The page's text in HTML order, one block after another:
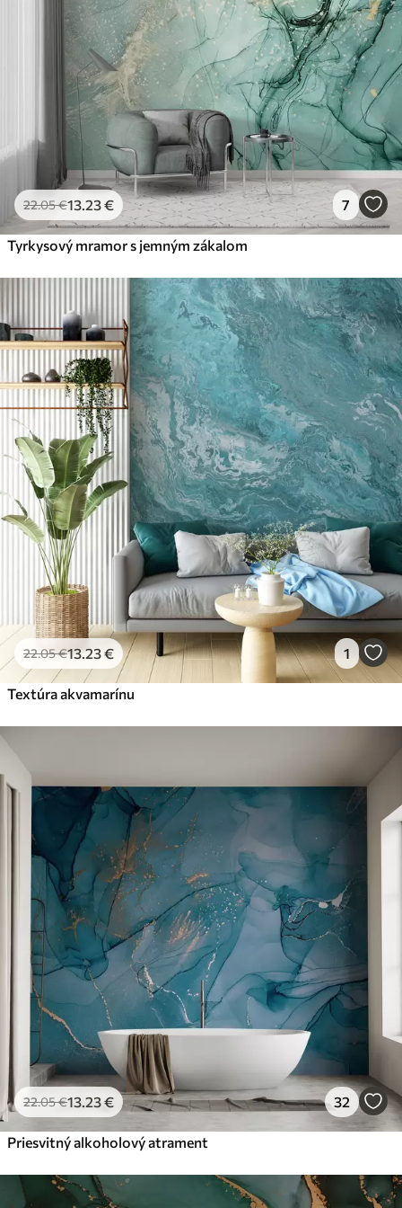
34.00 €/m²
Prémiový vinyl
39.00€/m²
Peel and Stick
81 49.00€/m²
22.05€13 .23€ 7
Tyrkysový mramor s jemným zákalom
22.05€13.23€ 1
Textúra akvamarínu
22.05€13 .23€ 32
Priesvitný alkoholový atrament